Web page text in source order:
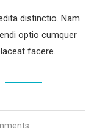
distinctio. Nam
optio cumquer
facere.